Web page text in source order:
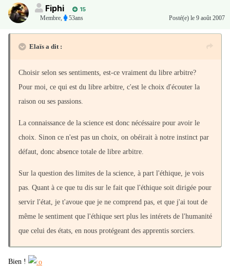
Fiphi
15
Membre, 53ans Posté(e) le 9 août 2007
Elaïs a dit :
Choisir selon ses sentiments, est-ce vraiment du libre arbitre?
Pour moi, ce qui est du libre arbitre, c'est le choix d'écouter la
raison ou ses passions.
La connaissance de la science est donc nécéssaire pour avoir le
choix. Sinon ce n'est pas un choix, on obéirait à notre instinct par
défaut, donc absence totale de libre arbitre.
Sur la question des limites de la science, à part l'éthique, je vois
pas. Quant à ce que tu dis sur le fait que l'éthique soit dirigée pour
servir l'état, je t'avoue que je ne comprend pas, et que j'ai tout de
même le sentiment que l'éthique sert plus les intérets de l'humanité
que celui des états, en nous protégeant des apprentis sorciers.
Bien !